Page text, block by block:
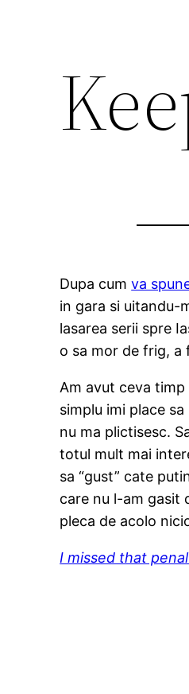
Dupa cumva
in gara si uitandu-
lasarea serii spre
o sa mor de frig, a
Am avut ceva timp
simplu imi place
nu ma plictisesc.
totul mult mai
sa “gust” cate
care nu l-am gasit
pleca de acolo
I missed that